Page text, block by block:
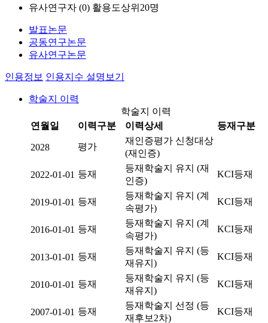
유사연구자 (0) 활용도상위20명
발표논문
공동연구논문
유사연구논문
인용정보 인용지수 설명보기
학술지 이력
학술지 이력
연월일
이력구분 이력상세 등재구분
2028 평가
재인증평가 신청대상
(재인증)
2022-01-01 등재
등재학술지 유지 (재
인증)
KCI등재
2019-01-01 등재
등재학술지 유지 (계
속평가)
KCI등재
2016-01-01 등재
등재학술지 유지 (계
속평가)
KCI등재
2013-01-01 등재
등재학술지 유지 (등
재유지)
KCI등재
2010-01-01 등재
등재학술지 유지 (등
재유지)
KCI등재
2007-01-01 등재
등재학술지 선정 (등
재후보2차)
KCI등재